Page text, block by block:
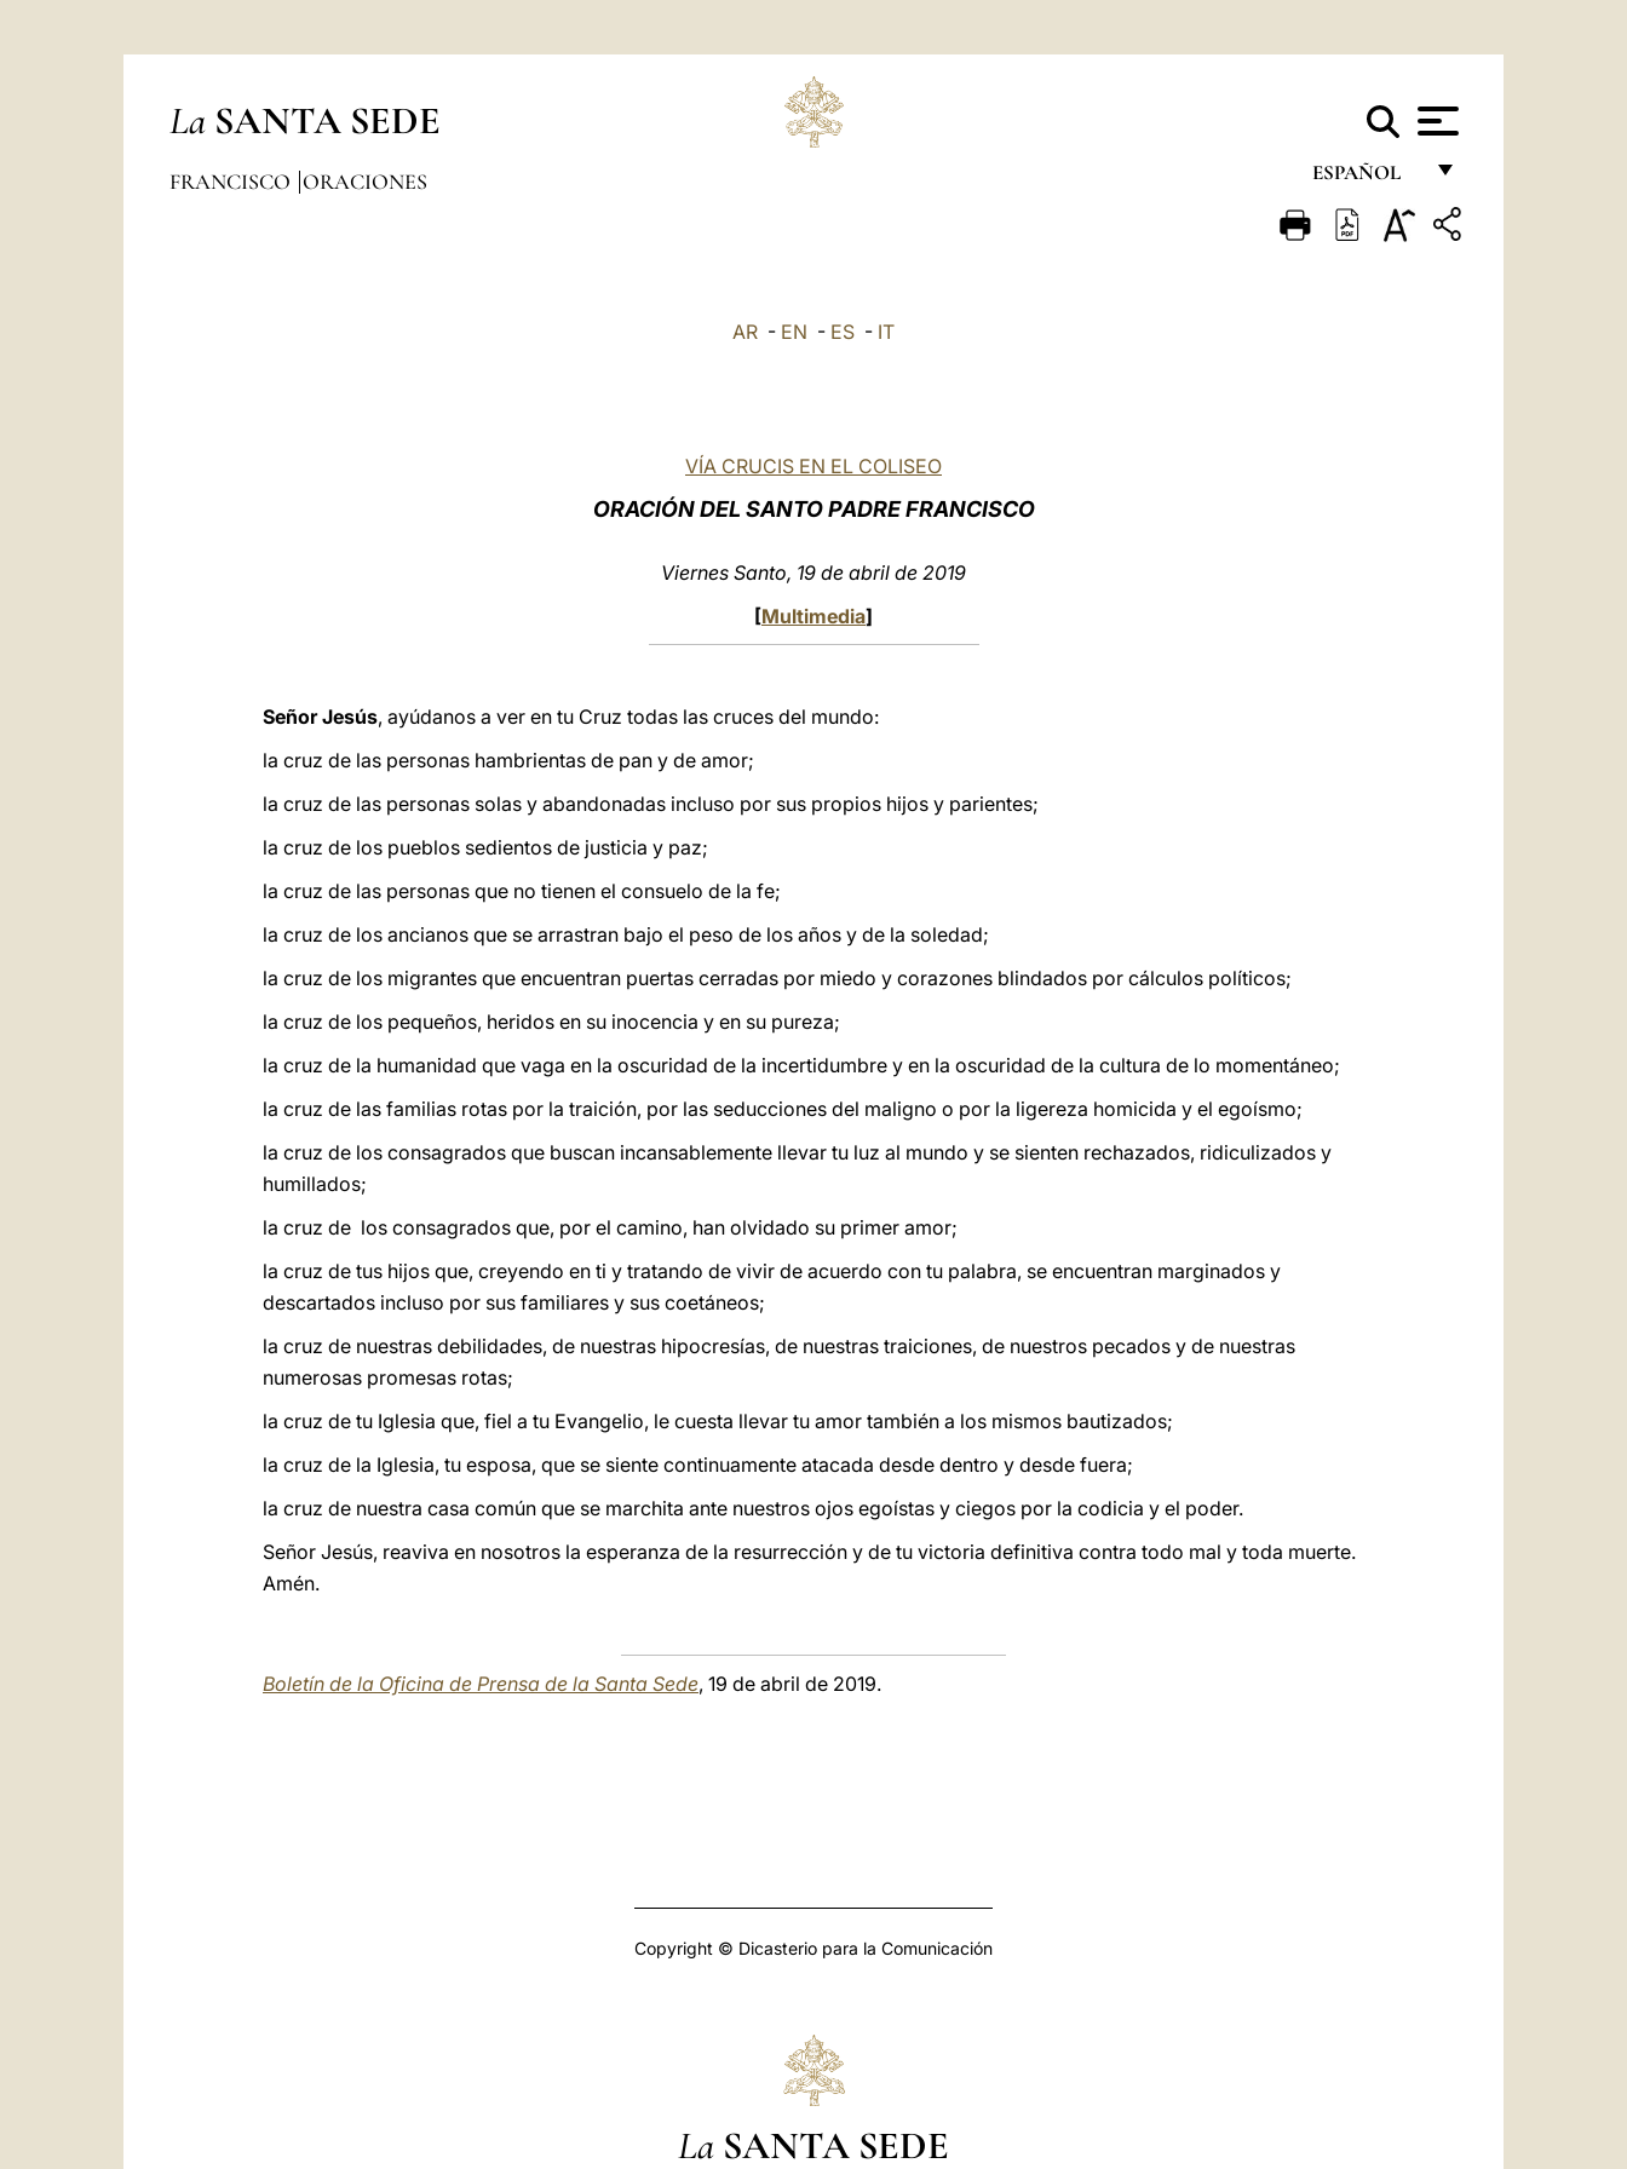
La SANTA SEDE
ESPAÑOL
FRANÇAIS
FRANCISCO ORACIONES
AR - EN - ES - IT
VÍA CRUCIS EN EL COLISEO
ORACIÓN DEL SANTO PADRE FRANCISCO
Viernes Santo, 19 de abril de 2019
[Multimedia]
Señor Jesús, ayúdanos a ver en tu Cruz todas las cruces del mundo:
la cruz de las personas hambrientas de pan y de amor;
la cruz de las personas solas y abandonadas incluso por sus propios hijos y parientes;
la cruz de los pueblos sedientos de justicia y paz;
la cruz de las personas que no tienen el consuelo de la fe;
la cruz de los ancianos que se arrastran bajo el peso de los años y de la soledad;
la cruz de los migrantes que encuentran puertas cerradas por miedo y corazones blindados por cálculos políticos;
la cruz de los pequeños, heridos en su inocencia y en su pureza;
la cruz de la humanidad que vaga en la oscuridad de la incertidumbre y en la oscuridad de la cultura de lo momentáneo;
la cruz de las familias rotas por la traición, por las seducciones del maligno o por la ligereza homicida y el egoísmo;
la cruz de los consagrados que buscan incansablemente llevar tu luz al mundo y se sienten rechazados, ridiculizados y
humillados;
la cruz de los consagrados que, por el camino, han olvidado su primer amor;
la cruz de tus hijos que, creyendo en ti y tratando de vivir de acuerdo con tu palabra, se encuentran marginados y
descartados incluso por sus familiares y sus coetáneos;
la cruz de nuestras debilidades, de nuestras hipocresías, de nuestras traiciones, de nuestros pecados y de nuestras
numerosas promesas rotas;
la cruz de tu Iglesia que, fiel a tu Evangelio, le cuesta llevar tu amor también a los mismos bautizados;
la cruz de la Iglesia, tu esposa, que se siente continuamente atacada desde dentro y desde fuera;
la cruz de nuestra casa común que se marchita ante nuestros ojos egoístas y ciegos por la codicia y el poder.
Señor Jesús, reaviva en nosotros la esperanza de la resurrección y de tu victoria definitiva contra todo mal y toda muerte.
Amén.
Boletín de la Oficina de Prensa de la Santa Sede, 19 de abril de 2019.
Copyright © Dicasterio para la Comunicación
La SANTA SEDE